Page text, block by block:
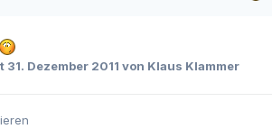
31. Dezember 2011 von Klaus Klammer